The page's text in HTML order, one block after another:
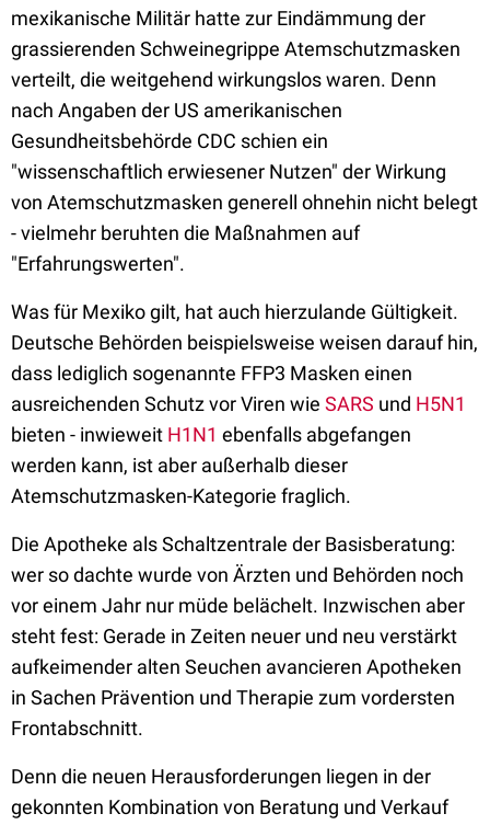
mexikanische Militär hatte zur Eindämmung der
grassierenden Schweinegrippe Atemschutzmasken
verteilt, die weitgehend wirkungslos waren. Denn
nach Angaben der US amerikanischen
Gesundheitsbehörde CDC schien ein
"wissenschaftlich erwiesener Nutzen" der Wirkung
von Atemschutzmasken generell ohnehin nicht belegt
- vielmehr beruhten die Maßnahmen auf
"Erfahrungswerten".
Was für Mexiko gilt, hat auch hierzulande Gültigkeit.
Deutsche Behörden beispielsweise weisen darauf hin,
dass lediglich sogenannte FFP3 Masken einen
ausreichenden Schutz vor Viren wie SARS und H5N1
bieten - inwieweit H1N1 ebenfalls abgefangen
werden kann, ist aber außerhalb dieser
Atemschutzmasken-Kategorie fraglich.
Die Apotheke als Schaltzentrale der Basisberatung:
wer so dachte wurde von Ärzten und Behörden noch
vor einem Jahr nur müde belächelt. Inzwischen aber
steht fest: Gerade in Zeiten neuer und neu verstärkt
aufkeimender alten Seuchen avancieren Apotheken
in Sachen Prävention und Therapie zum vordersten
Frontabschnitt.
Denn die neuen Herausforderungen liegen in der
gekonnten Kombination von Beratung und Verkauf